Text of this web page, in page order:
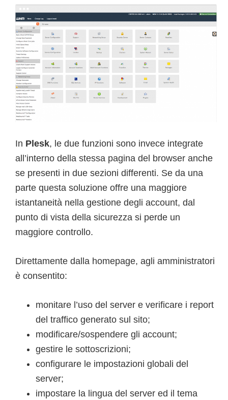
In Plesk, le due funzioni sono invece integrate
all’interno della stessa pagina del browser anche
se presenti in due sezioni differenti. Se da una
parte questa soluzione offre una maggiore
istantaneità nella gestione degli account, dal
punto di vista della sicurezza si perde un
maggiore controllo.
Direttamente dalla homepage, agli amministratori
è consentito:
monitare l’uso del server e verificare i report
del traffico generato sul sito;
modificare/sospendere gli account;
gestire le sottoscrizioni;
configurare le impostazioni globali del
server;
impostare la lingua del server ed il tema